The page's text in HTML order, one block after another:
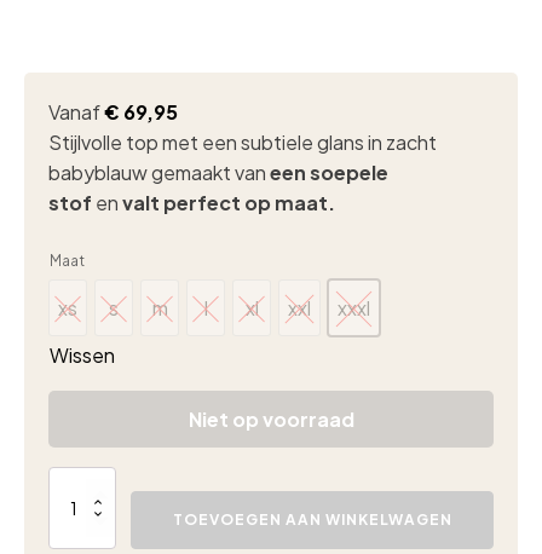
Vanaf€ 69,95
Stijlvolle top met een subtiele glans in zacht
babyblauw gemaakt vaneen soepele
stof envalt perfect op maat.
Maat
xs
xs
s
s
m
m
l
l
xl
xl
xxl
xxl
xxxl
xxxl
Wissen
Niet op voorraad
Day
TOEVOEGEN AAN WINKELWAGEN